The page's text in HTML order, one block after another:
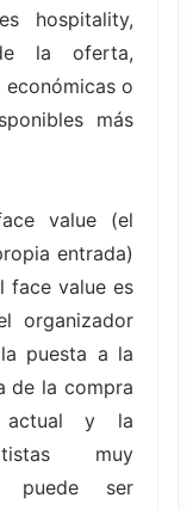
hospitality,
la oferta,
o
más
value (el
entrada)
face value es
organizador
puesta a la
de la compra
actual y la
muy
puede ser